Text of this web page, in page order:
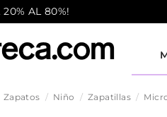
20% AL 80%!
Zapatos Niño Zapatillas